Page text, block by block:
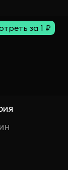
за 1 ₽